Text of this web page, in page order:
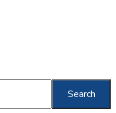
Search